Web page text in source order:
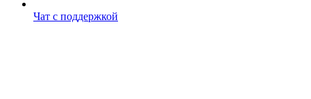
Чат с поддержкой